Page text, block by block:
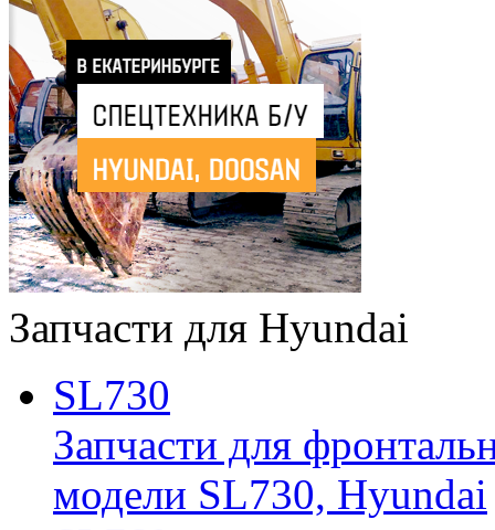
Запчасти для Hyundai
SL730
Запчасти для
модели SL730, Hyundai